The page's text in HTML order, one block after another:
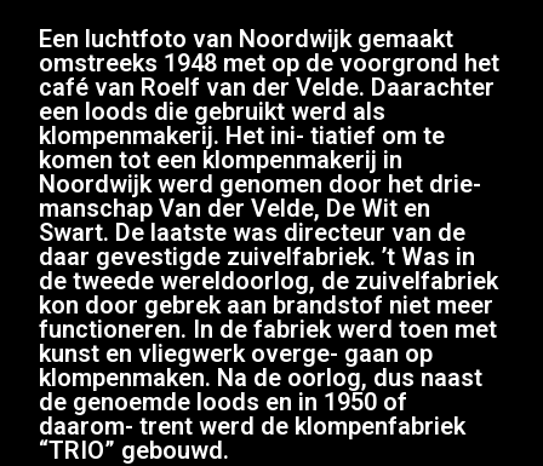
Een luchtfoto van Noordwijk gemaakt
omstreeks 1948 met op de voorgrond het
café van Roelf van der Velde. Daarachter
een loods die gebruikt werd als
klompenmakerij. Het ini- tiatief om te
komen tot een klompenmakerij in
Noordwijk werd genomen door het drie-
manschap Van der Velde, De Wit en
Swart. De laatste was directeur van de
daar gevestigde zuivelfabriek. ’t Was in
de tweede wereldoorlog, de zuivelfabriek
kon door gebrek aan brandstof niet meer
functioneren. In de fabriek werd toen met
kunst en vliegwerk overge- gaan op
klompenmaken. Na de oorlog, dus naast
de genoemde loods en in 1950 of
daarom- trent werd de klompenfabriek
“TRIO” gebouwd.